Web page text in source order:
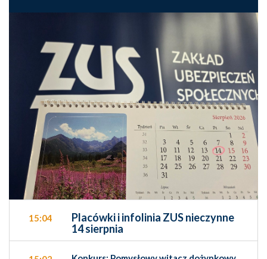
15:04
Placówki i infolinia ZUS nieczynne
14 sierpnia